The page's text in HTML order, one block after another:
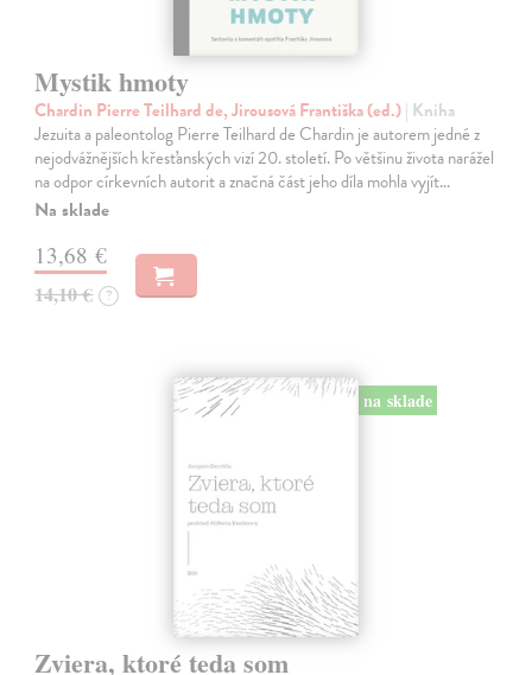
Mystik hmoty
Chardin Pierre Teilhard de, Jirousová Františka (ed.)| Kniha
Jezuita a paleontolog Pierre Teilhard de Chardin je autorem jedné z
nejodvážnějších křesťanských vizí 20. století. Po většinu života narážel
na odpor církevních autorit a značná část jeho díla mohla vyjít…
Na sklade
13,68 €
14,10 € ?
na sklade
Zviera, ktoré teda som